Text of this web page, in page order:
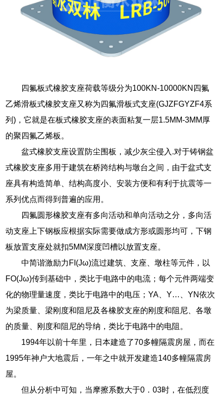
四氟板式橡胶支座荷载等级分为100KN-10000KN四氟
乙烯滑板式橡胶支座又称为四氟滑板式支座(GJZFGYZF4系
列)，它就是在板式橡胶支座的表面粘复一层1.5MM-3MM厚
的聚四氟乙烯板。
盆式橡胶支座设置防尘围板，减少灰尘侵入.对于铸钢盆
式橡胶支座多用于建筑在桥跨结构与墩台之间，由于盆式支
座具有构造简单、结构高度小、安装方便和有利于抗震等一
系列优点而得到普遍的应用。
四氟圆形橡胶支座有多向活动和单向活动之分，多向活
动支座上下钢板应根据实际需要做成方形或圆形均可，下钢
板放置支座处就扣5MM深度凹槽以放置支座。
中简谐激励力FI(Jω)流过建筑、支座、墩柱等元件，以
FO(Jω)传到基础中，类比于电路中的电流；每个元件两端变
化的物理量速度，类比于电路中的电压；YA、Y…、YN依次
为梁质量、梁刚度和阻尼及各橡胶支座的刚度和阻尼、各墩
的质量、刚度和阻尼的导纳，类比于电路中的电阻。
1994年以前十年里，日本建造了70多幢隔震房屋，而在
1995年神户大地震后，一年之中就开发建造140多幢隔震房
屋。
但从分析中可知，当摩擦系数大于0．03时，在低烈度